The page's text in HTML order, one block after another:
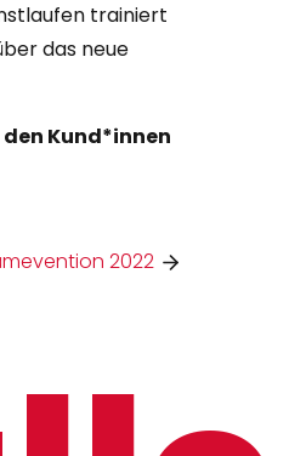
trainiert
das neue
Kund*innen
2022